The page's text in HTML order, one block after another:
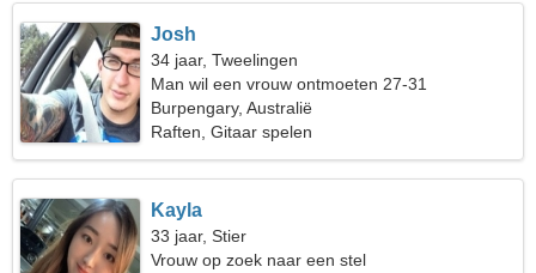
Josh
34 jaar, Tweelingen
Man wil een vrouw ontmoeten 27-31
Burpengary, Australië
Raften, Gitaar spelen
Kayla
33 jaar, Stier
Vrouw op zoek naar een stel